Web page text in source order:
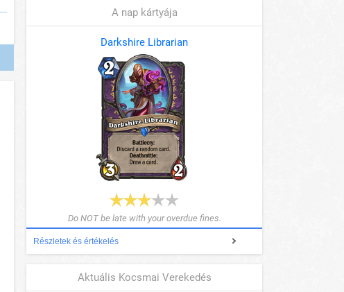
A nap kártyája
Darkshire Librarian
Do NOT be late with your overdue fines.
Részletek és értékelés
Aktuális Kocsmai Verekedés